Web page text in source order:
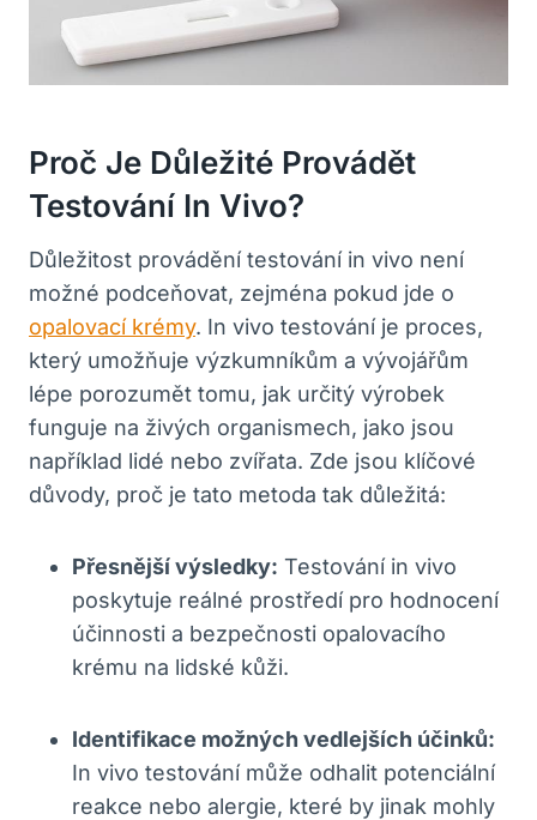
Proč ‌je Důležité Provádět
Testování⁢ In Vivo?
Důležitost provádění testování ⁢in vivo není
možné podceňovat, ​zejména pokud ⁤jde o
opalovací ⁤krémy. In vivo testování je proces,
který umožňuje výzkumníkům a vývojářům
lépe⁢ porozumět tomu, jak určitý výrobek
funguje na živých organismech,‌ jako jsou
například lidé nebo zvířata. Zde jsou klíčové
důvody, proč je tato metoda ⁤tak důležitá:
Přesnější výsledky: Testování in vivo​
poskytuje reálné prostředí pro hodnocení​
účinnosti a bezpečnosti opalovacího⁣
krému na lidské kůži.
Identifikace možných vedlejších účinků:
In‍ vivo testování může odhalit potenciální
reakce nebo alergie,⁣ které by jinak mohly